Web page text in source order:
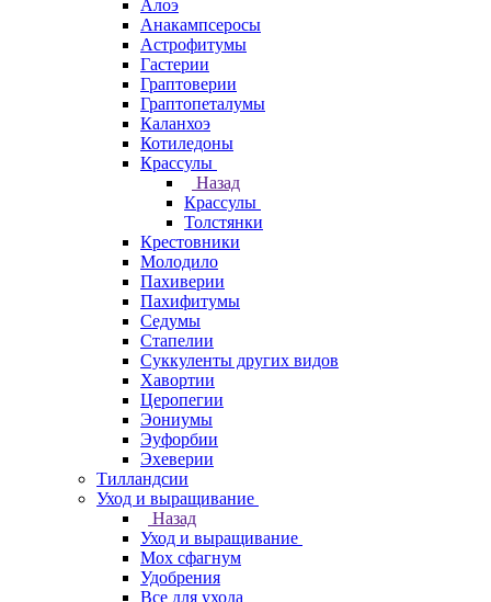
Алоэ
Анакампсеросы
Астрофитумы
Гастерии
Граптоверии
Граптопеталумы
Каланхоэ
Котиледоны
Крассулы
Назад
Крассулы
Толстянки
Крестовники
Молодило
Пахиверии
Пахифитумы
Седумы
Стапелии
Суккуленты других видов
Хавортии
Церопегии
Эониумы
Эуфорбии
Эхеверии
Тилландсии
Уход и выращивание
Назад
Уход и выращивание
Мох сфагнум
Удобрения
Все для ухода